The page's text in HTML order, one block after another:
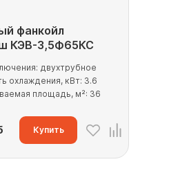
фанкойл
КЭВ-3,5Ф65КС
двухтрубное
охлаждения, кВт: 3.6
площадь, м²: 36
Купить